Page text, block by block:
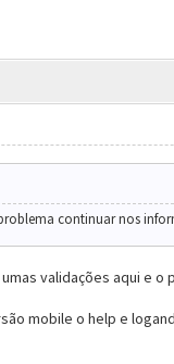
continuar nos
validações aqui e o
mobile o help e